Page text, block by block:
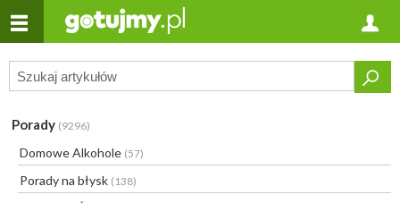
Porady (9296)
Domowe Alkohole (57)
Porady na błysk (138)